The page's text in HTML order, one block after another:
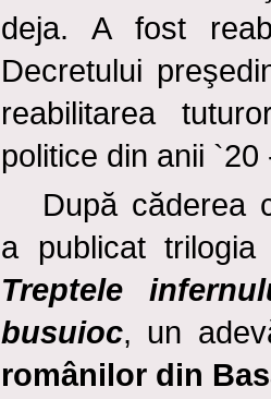
deja. A fost
Decretului
reabilitarea
politice din anii `20
După căderea
a publicat
Treptele
busuioc, un
românilor din